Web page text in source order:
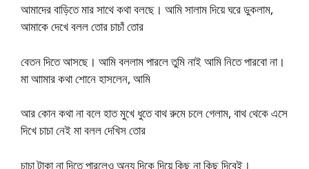
আমাদের বাড়িতে মার সাথে কথা বলছে। আমি সালাম দিয়ে ঘরে ডুকলাম,
আমাকে দেখে বলল তোর চাচাঁ তোর
বেতন দিতে আসছে। আমি বললাম পারলে তুমি নাই আমি নিতে পারবো না।
মা আামার কথা শোনে হাসলেন, আমি
আর কোন কথা না বলে হাত মুখে ধুতে বাথ রুমে চলে গেলাম, বাথ থেকে এসে
দিখে চাচা নেই মা বলল দেখিস তোর
চাচা টাকা না দিতে পারলেও অন্য দিকে দিয়ে কিছু না কিছু দিবেই।